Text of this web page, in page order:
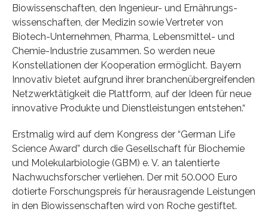
Biowissenschaften, den Ingenieur- und Ernährungs-
wissenschaften, der Medizin sowie Vertreter von
Biotech-Unternehmen, Pharma, Lebensmittel- und
Chemie-Industrie zusammen. So werden neue
Konstellationen der Kooperation ermöglicht. Bayern
Innovativ bietet aufgrund ihrer branchenübergreifenden
Netzwerktätigkeit die Plattform, auf der Ideen für neue
innovative Produkte und Dienstleistungen entstehen.“
Erstmalig wird auf dem Kongress der “German Life
Science Award” durch die Gesellschaft für Biochemie
und Molekularbiologie (GBM) e. V. an talentierte
Nachwuchsforscher verliehen. Der mit 50.000 Euro
dotierte Forschungspreis für herausragende Leistungen
in den Biowissenschaften wird von Roche gestiftet.